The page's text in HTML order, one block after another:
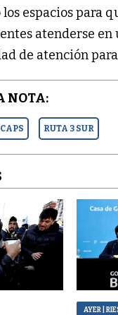
espacios para
atenderse
de atención
NOTA:
CAPS RUTA 3 SUR
AYER |